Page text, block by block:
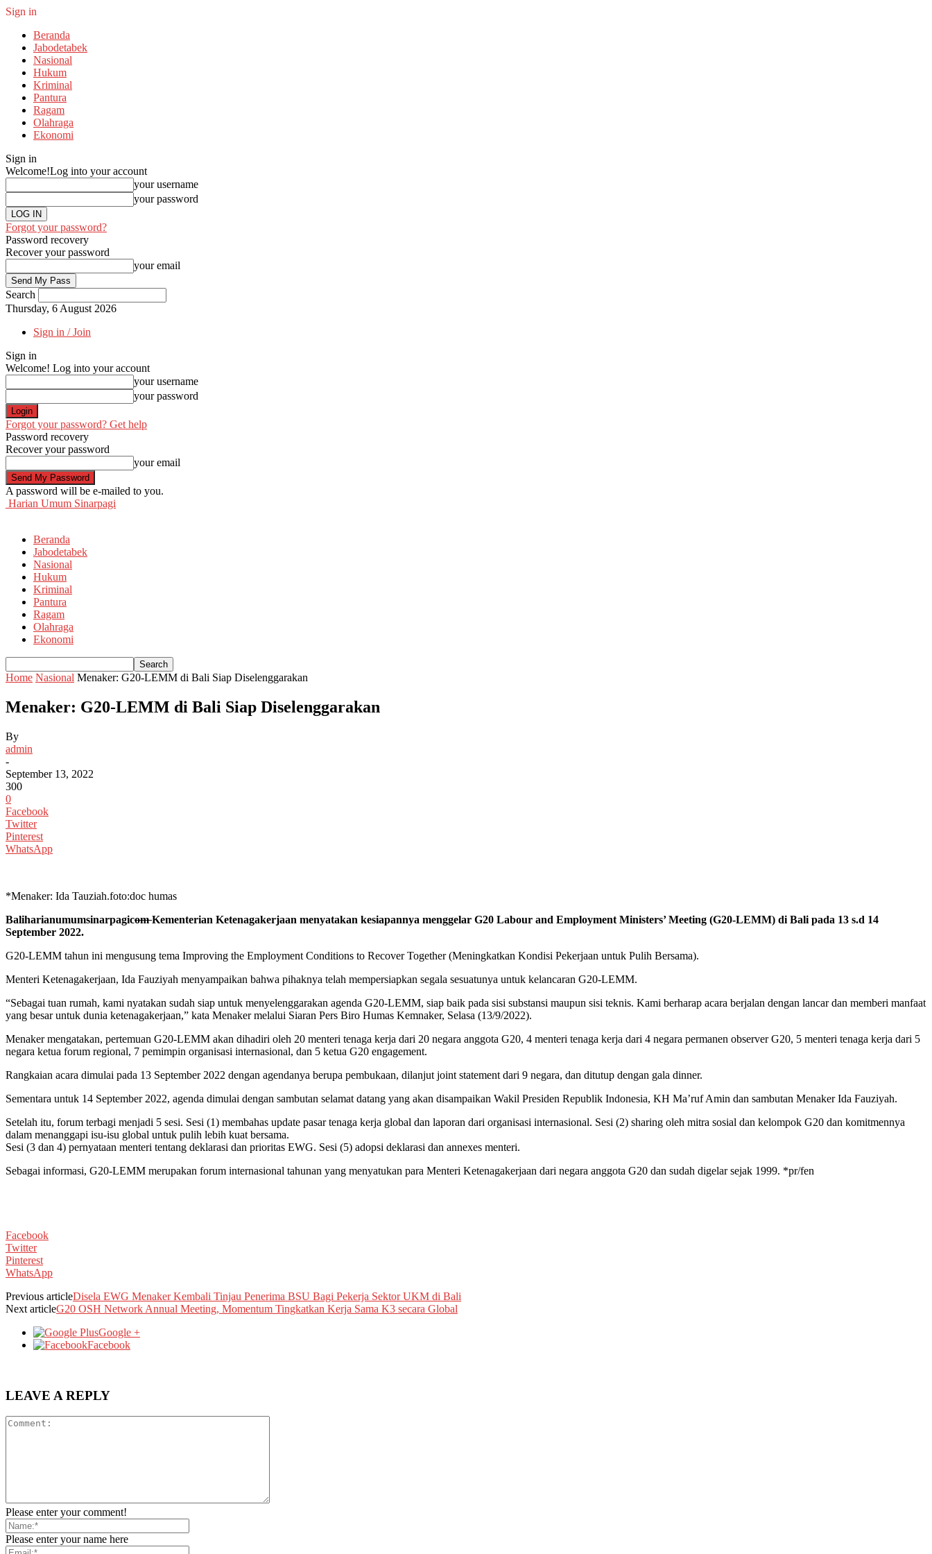
Sign in
Beranda
Jabodetabek
Nasional
Hukum
Kriminal
Pantura
Ragam
Olahraga
Ekonomi
Sign in
Welcome!Log into your account
your username
your password
Forgot your password?
Password recovery
Recover your password
your email
Search
Thursday, 6 August 2026
Sign in / Join
Sign in
Welcome! Log into your account
your username
your password
Forgot your password? Get help
Password recovery
Recover your password
your email
A password will be e-mailed to you.
Harian Umum Sinarpagi
Beranda
Jabodetabek
Nasional
Hukum
Kriminal
Pantura
Ragam
Olahraga
Ekonomi
Home Nasional Menaker: G20-LEMM di Bali Siap Diselenggarakan
Menaker: G20-LEMM di Bali Siap Diselenggarakan
By
admin
-
September 13, 2022
300
0
Facebook
Twitter
Pinterest
WhatsApp
*Menaker: Ida Tauziah.foto:doc humas
BaliharianumumsinarpagicomKementerian Ketenagakerjaan menyatakan kesiapannya menggelar G20 Labour and Employment Ministers’ Meeting (G20-LEMM) di Bali pada 13 s.d 14
September 2022.
G20-LEMM tahun ini mengusung tema Improving the Employment Conditions to Recover Together (Meningkatkan Kondisi Pekerjaan untuk Pulih Bersama).
Menteri Ketenagakerjaan, Ida Fauziyah menyampaikan bahwa pihaknya telah mempersiapkan segala sesuatunya untuk kelancaran G20-LEMM.
“Sebagai tuan rumah, kami nyatakan sudah siap untuk menyelenggarakan agenda G20-LEMM, siap baik pada sisi substansi maupun sisi teknis. Kami berharap acara berjalan dengan lancar dan memberi manfaat
yang besar untuk dunia ketenagakerjaan,” kata Menaker melalui Siaran Pers Biro Humas Kemnaker, Selasa (13/9/2022).
Menaker mengatakan, pertemuan G20-LEMM akan dihadiri oleh 20 menteri tenaga kerja dari 20 negara anggota G20, 4 menteri tenaga kerja dari 4 negara permanen observer G20, 5 menteri tenaga kerja dari 5
negara ketua forum regional, 7 pemimpin organisasi internasional, dan 5 ketua G20 engagement.
Rangkaian acara dimulai pada 13 September 2022 dengan agendanya berupa pembukaan, dilanjut joint statement dari 9 negara, dan ditutup dengan gala dinner.
Sementara untuk 14 September 2022, agenda dimulai dengan sambutan selamat datang yang akan disampaikan Wakil Presiden Republik Indonesia, KH Ma’ruf Amin dan sambutan Menaker Ida Fauziyah.
Setelah itu, forum terbagi menjadi 5 sesi. Sesi (1) membahas update pasar tenaga kerja global dan laporan dari organisasi internasional. Sesi (2) sharing oleh mitra sosial dan kelompok G20 dan komitmennya
dalam menanggapi isu-isu global untuk pulih lebih kuat bersama.
Sesi (3 dan 4) pernyataan menteri tentang deklarasi dan prioritas EWG. Sesi (5) adopsi deklarasi dan annexes menteri.
Sebagai informasi, G20-LEMM merupakan forum internasional tahunan yang menyatukan para Menteri Ketenagakerjaan dari negara anggota G20 dan sudah digelar sejak 1999. *pr/fen
Facebook
Twitter
Pinterest
WhatsApp
Previous articleDisela EWG Menaker Kembali Tinjau Penerima BSU Bagi Pekerja Sektor UKM di Bali
Next articleG20 OSH Network Annual Meeting, Momentum Tingkatkan Kerja Sama K3 secara Global
Google +
Facebook
LEAVE A REPLY
Please enter your comment!
Please enter your name here